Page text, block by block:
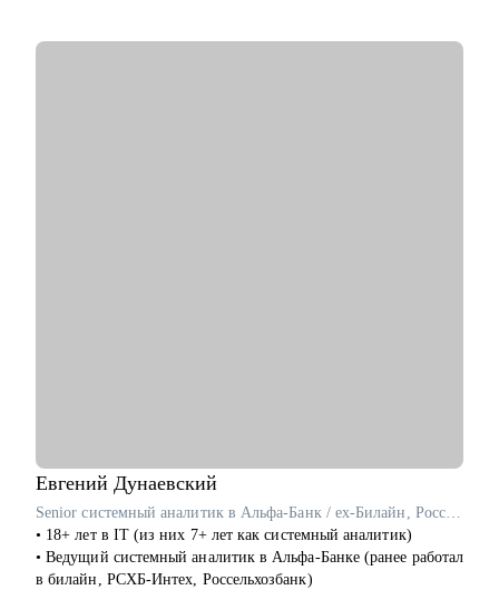
Евгений Дунаевский
Senior системный аналитик в Альфа-Банк / ex-Билайн, Россельхозбанк
• 18+ лет в IT (из них 7+ лет как системный аналитик)
• Ведущий системный аналитик в Альфа-Банке (ранее работал
в билайн, РСХБ-Интех, Россельхозбанк)